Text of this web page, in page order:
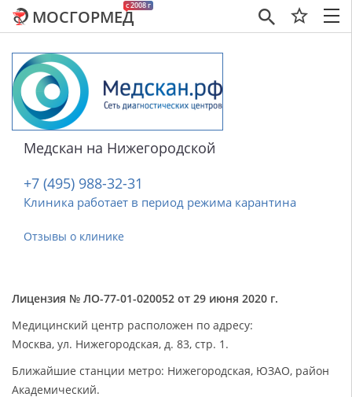
×
c 2008 г
МОСГОРМЕД
Медскан на Нижегородской
+7 (495) 988-32-31
Клиника работает в период режима карантина
Отзывы о клинике
Лицензия № ЛО-77-01-020052 от 29 июня 2020 г.
Медицинский центр расположен по адресу:
Москва, ул. Нижегородская, д. 83, стр. 1.
Ближайшие станции метро: Нижегородская, ЮЗАО, район
Академический.